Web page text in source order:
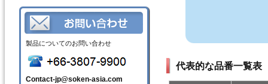
製品についてのお問い合わせ
Contact-jp@soken-asia.com
代表的な品番一覧表